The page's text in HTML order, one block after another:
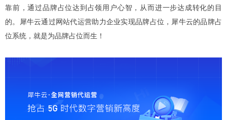
靠前，通过品牌占位达到占领用户心智，从而进一步达成转化的目
的。犀牛云通过网站代运营助力企业实现品牌占位，犀牛云的品牌占
位系统，就是为品牌占位而生！